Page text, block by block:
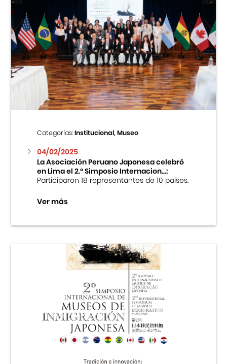
Categorías:Institucional, Museo
04/02/2025
La Asociación Peruano Japonesa celebró
en Lima el 2.º Simposio Internacion...:
Participaron 18 representantes de 10 países.
Ver más